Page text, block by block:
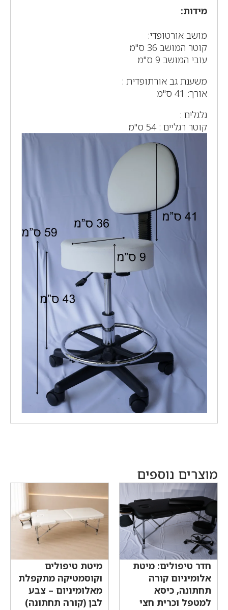
מידות:
מושב אורטופדי:
קוטר המושב 36 ס"מ
עובי המושב 9 ס"מ
משענת גב אורתופדית :
אורך: 41 ס"מ
גלגלים :
קוטר רגליים : 54 ס"מ
מוצרים נוספים
חדר טיפולים: מיטת
אלומיניום קורה
תחתונה, כיסא
למטפל וכרית חצי
מיטת טיפולים
וקוסמטיקה מתקפלת
מאלומיניום – צבע
לבן (קורה תחתונה)